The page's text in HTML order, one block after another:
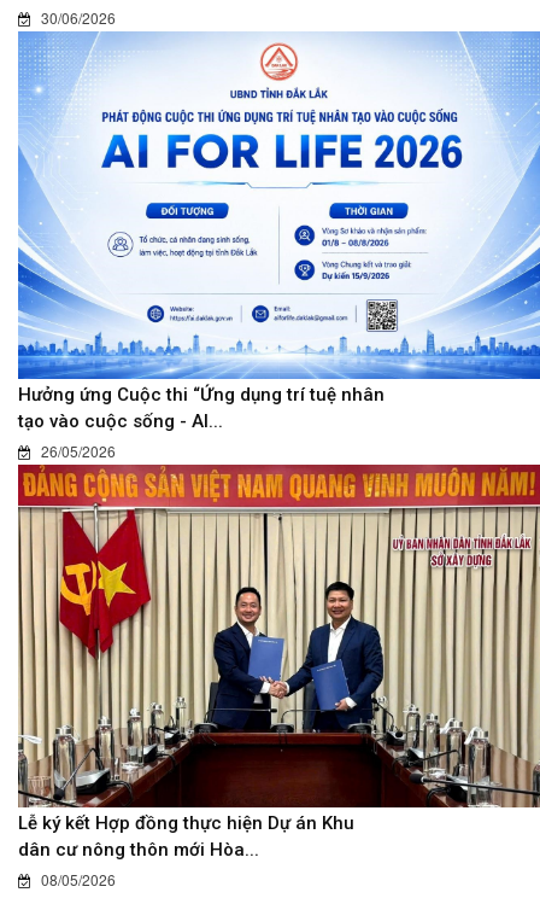
30/06/2026
Hưởng ứng Cuộc thi “Ứng dụng trí tuệ nhân
tạo vào cuộc sống - AI...
26/05/2026
Lễ ký kết Hợp đồng thực hiện Dự án Khu
dân cư nông thôn mới Hòa...
08/05/2026